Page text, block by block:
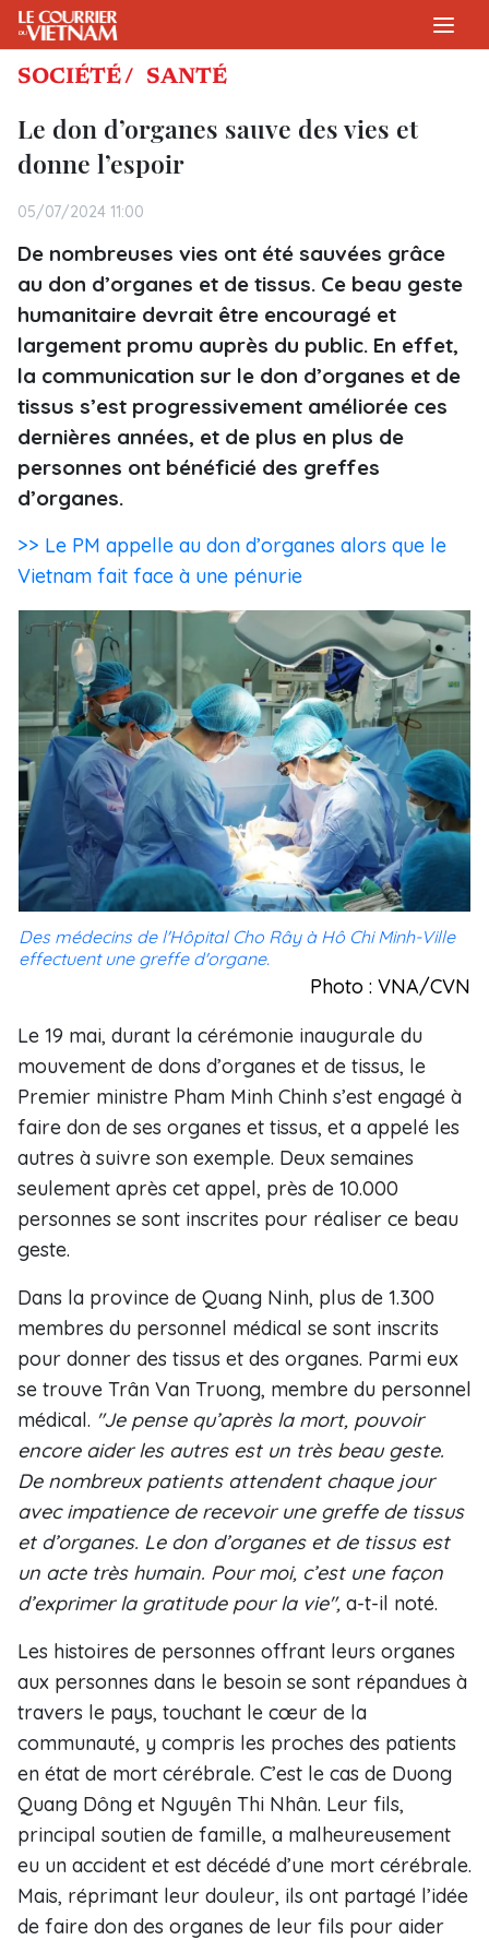
SOCIÉTÉ / SANTÉ
Le don d’organes sauve des vies et
donne l’espoir
05/07/2024 11:00
De nombreuses vies ont été sauvées grâce
au don d’organes et de tissus. Ce beau geste
humanitaire devrait être encouragé et
largement promu auprès du public. En effet,
la communication sur le don d’organes et de
tissus s’est progressivement améliorée ces
dernières années, et de plus en plus de
personnes ont bénéficié des greffes
d’organes.
>> Le PM appelle au don d’organes alors que le
Vietnam fait face à une pénurie
Des médecins de l'Hôpital Cho Rây à Hô Chi Minh-Ville
effectuent une greffe d'organe.
Photo : VNA/CVN
Le 19 mai, durant la cérémonie inaugurale du
mouvement de dons d’organes et de tissus, le
Premier ministre Pham Minh Chinh s’est engagé à
faire don de ses organes et tissus, et a appelé les
autres à suivre son exemple. Deux semaines
seulement après cet appel, près de 10.000
personnes se sont inscrites pour réaliser ce beau
geste.
Dans la province de Quang Ninh, plus de 1.300
membres du personnel médical se sont inscrits
pour donner des tissus et des organes. Parmi eux
se trouve Trân Van Truong, membre du personnel
médical. "Je pense qu’après la mort, pouvoir
encore aider les autres est un très beau geste.
De nombreux patients attendent chaque jour
avec impatience de recevoir une greffe de tissus
et d’organes. Le don d’organes et de tissus est
un acte très humain. Pour moi, c’est une façon
d’exprimer la gratitude pour la vie", a-t-il noté.
Les histoires de personnes offrant leurs organes
aux personnes dans le besoin se sont répandues à
travers le pays, touchant le cœur de la
communauté, y compris les proches des patients
en état de mort cérébrale. C’est le cas de Duong
Quang Dông et Nguyên Thi Nhân. Leur fils,
principal soutien de famille, a malheureusement
eu un accident et est décédé d’une mort cérébrale.
Mais, réprimant leur douleur, ils ont partagé l’idée
de faire don des organes de leur fils pour aider